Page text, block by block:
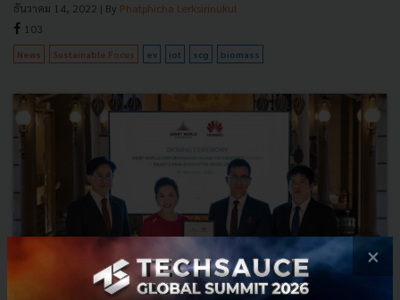
ธันวาคม 14, 2022 | By Phatphicha Lerksirinukul
103
News Sustainable Focus ev iot scg biomass
×